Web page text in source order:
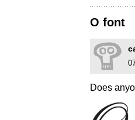
O font
Does